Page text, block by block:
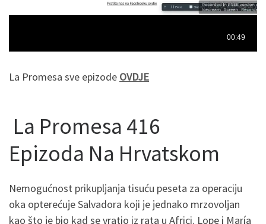
La Promesa sve epizode OVDJE
La Promesa 416
Epizoda Na Hrvatskom
Nemogućnost prikupljanja tisuću peseta za operaciju
oka opterećuje Salvadora koji je jednako mrzovoljan
kao što je bio kad se vratio iz rata u Africi. Lope i María